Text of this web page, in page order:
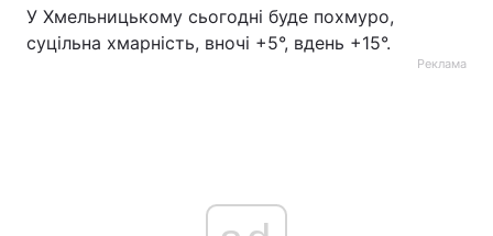
У Хмельницькому сьогодні буде похмуро,
суцільна хмарність, вночі +5°, вдень +15°.
Реклама